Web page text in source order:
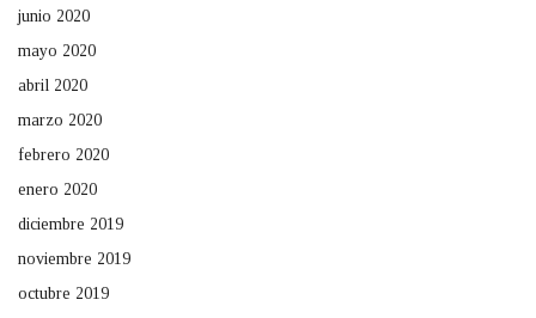
junio 2020
mayo 2020
abril 2020
marzo 2020
febrero 2020
enero 2020
diciembre 2019
noviembre 2019
octubre 2019